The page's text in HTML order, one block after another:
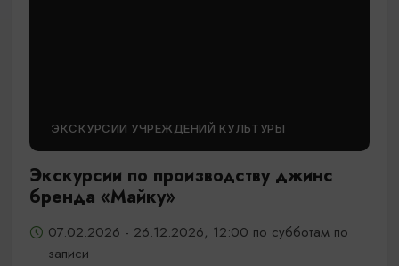
ЭКСКУРСИИ УЧРЕЖДЕНИЙ КУЛЬТУРЫ
Экскурсии по производству джинс
бренда «Майку»
07.02.2026 - 26.12.2026, 12:00 по субботам по
записи